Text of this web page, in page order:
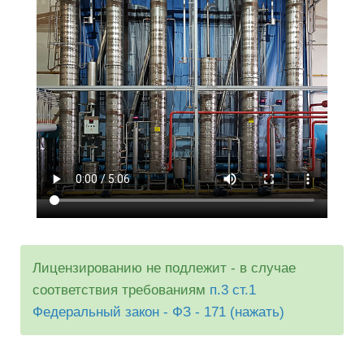
Лицензированию не подлежит - в случае
соответствия требованиям п.3 ст.1
Федеральный закон - ФЗ - 171 (нажать)